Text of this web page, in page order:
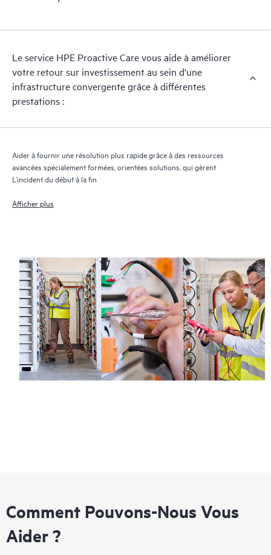
HPE Proactive Care assure l’analyse des versions des logiciels et
fournit une liste de recommandations pour maintenir votre
infrastructure couverte par HPE Proactive Care aux niveaux de
versions recommandés. Vous recevrez régulièrement une
analyse proactive de vos appareils couverts par HPE Proactive
HPE Proactive Care génère également des rapports d’incidents
et vous éviter de les reproduire.
Le service HPE Proactive Care vous aide à améliorer
votre retour sur investissement au sein d'une
infrastructure convergente grâce à différentes
prestations :
Aider à fournir une résolution plus rapide grâce à des ressources
avancées spécialement formées, orientées solutions, qui gèrent
L’incident du début à la fin
Afficher plus
Comment Pouvons-Nous Vous
Aider ?